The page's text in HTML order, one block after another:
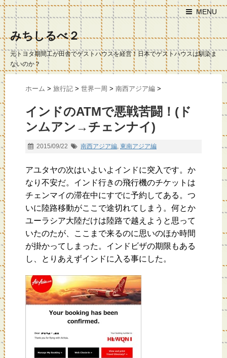
MENU
みちしるべ２
元トヨタ期間工が田舎でゲストハウスを経営！日本でゲストハウスは馴染ま
ないのか？
ホーム > 旅行記 > 世界一周 > 南西アジア編 >
インドのATMで悪戦苦闘！(ド
ンムアン→チェンナイ)
2015/09/22 南西アジア編, 東南アジア編
アユタヤの次はいよいよインドに突入です。か
なり不安だ。インド行きの飛行機のチケットは
チェンマイの滞在中にすでに予約してある。つ
いに陸路移動がここで途切れてしまう。何とか
ユーラシア大陸だけは陸路で越えようと思って
いたのたが、ここまで来るのに思いのほか時間
が掛かってしまった。インドビザの期限もある
し、とりあえずインドに入る事にした。